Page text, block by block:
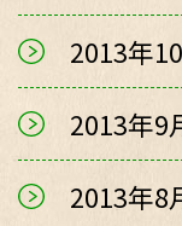
2013年
2013年9
2013年8